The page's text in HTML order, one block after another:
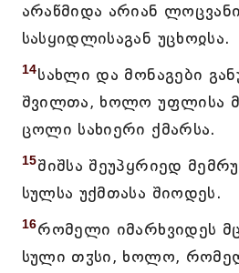
არაწმიდა არიან
სასყიდლისაგან უცხოჲსა.
14სახლი და მონაგები
შვილთა, ხოლო უფლისა
ცოლი სახიერი ქმარსა.
15შიშსა შეუპყრიედ
სულსა უქმთასა შიოდეს.
16რომელი იმარხვიდეს
სული თჳსი, ხოლო,